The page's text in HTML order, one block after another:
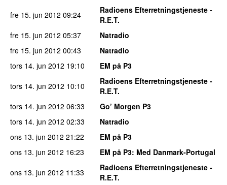
fre 15. jun 2012 09:24
Radioens Efterretningstjeneste -
R.E.T.
fre 15. jun 2012 05:37
Natradio
fre 15. jun 2012 00:43
Natradio
tors 14. jun 2012 19:10
EM på P3
tors 14. jun 2012 10:10
Radioens Efterretningstjeneste -
R.E.T.
tors 14. jun 2012 06:33
Go’ Morgen P3
tors 14. jun 2012 02:33
Natradio
ons 13. jun 2012 21:22
EM på P3
ons 13. jun 2012 16:23 EM på P3: Med Danmark-Portugal
ons 13. jun 2012 11:33
Radioens Efterretningstjeneste -
R.E.T.